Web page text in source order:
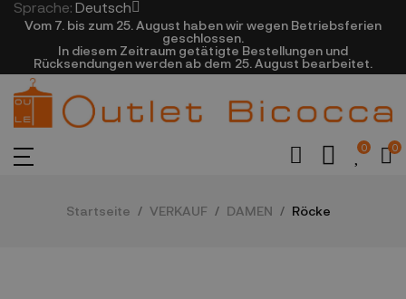
Sprache: Deutsch
Vom 7. bis zum 25. August haben wir wegen Betriebsferien
geschlossen.
In diesem Zeitraum getätigte Bestellungen und
Rücksendungen werden ab dem 25. August bearbeitet.
0 0
Startseite VERKAUF DAMEN Röcke